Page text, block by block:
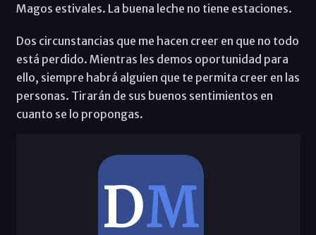
Magos estivales. La buena leche no tiene estaciones.
Dos circunstancias que me hacen creer en que no todo
está perdido. Mientras les demos oportunidad para
ello, siempre habrá alguien que te permita creer en las
personas. Tirarán de sus buenos sentimientos en
cuanto se lo propongas.